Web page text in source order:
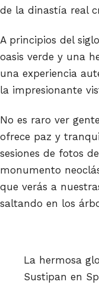
de la dinastía real
A principios del
oasis verde y una
una experiencia
la impresionante
No es raro ver
ofrece paz y
sesiones de fotos
monumento
que verás a
saltando en los
La hermosa
Sustipan en